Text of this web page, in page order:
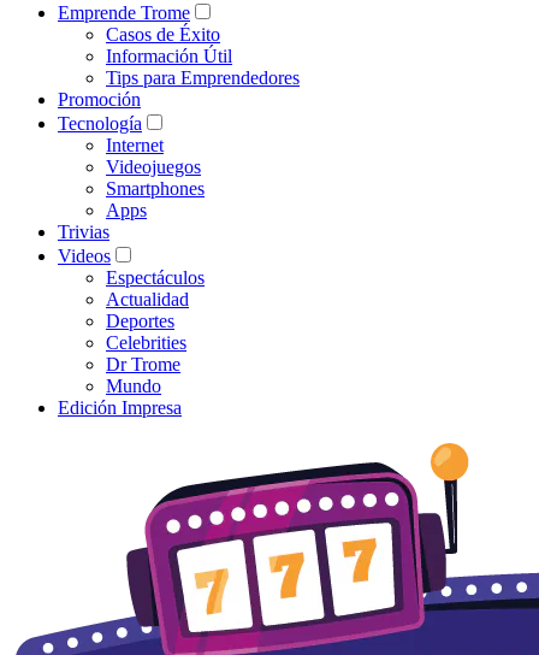
Emprende Trome
Casos de Éxito
Información Útil
Tips para Emprendedores
Promoción
Tecnología
Internet
Videojuegos
Smartphones
Apps
Trivias
Videos
Espectáculos
Actualidad
Deportes
Celebrities
Dr Trome
Mundo
Edición Impresa